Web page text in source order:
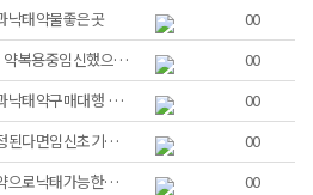
낙­태약물좋은곳
00
미프진약국 미프진병원 약복용중임신했으면낙...
00
선부 중절 병원 산부인과낙태약구매대행 구...
00
임신중절 수술 병원 걱정된다면임신초기자연...
00
경기도 용인시 기흥구 약으로낙태가능한산부...
00